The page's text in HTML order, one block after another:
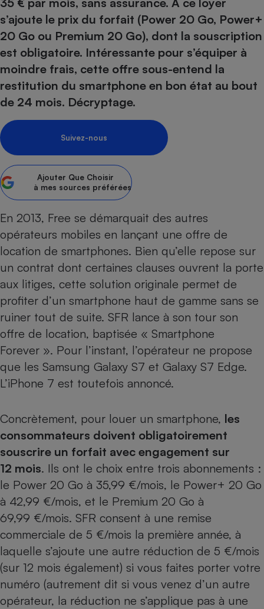
s’ajoute le prix du forfait (Power 20 Go, Power+
20 Go ou Premium 20 Go), dont la souscription
est obligatoire. Intéressante pour s’équiper à
moindre frais, cette offre sous-entend la
restitution du smartphone en bon état au bout
de 24 mois. Décryptage.
Suivez-nous
Ajouter Que Choisir
à mes sources préférées
En 2013, Free se démarquait des autres
opérateurs mobiles en lançant une offre de
location de smartphones. Bien qu’elle repose sur
un contrat dont certaines clauses ouvrent la porte
aux litiges, cette solution originale permet de
profiter d’un smartphone haut de gamme sans se
ruiner tout de suite. SFR lance à son tour son
offre de location, baptisée « Smartphone
Forever ». Pour l’instant, l’opérateur ne propose
que les Samsung Galaxy S7 et Galaxy S7 Edge.
L’iPhone 7 est toutefois annoncé.
Concrètement, pour louer un smartphone, les
consommateurs doivent obligatoirement
souscrire un forfait avec engagement sur
12 mois. Ils ont le choix entre trois abonnements :
le Power 20 Go à 35,99 €/mois, le Power+ 20 Go
à 42,99 €/mois, et le Premium 20 Go à
69,99 €/mois. SFR consent à une remise
commerciale de 5 €/mois la première année, à
laquelle s’ajoute une autre réduction de 5 €/mois
(sur 12 mois également) si vous faites porter votre
numéro (autrement dit si vous venez d’un autre
opérateur, la réduction ne s’applique pas à une
Sécurité - Hygiène
Complément
alimentaire
Assurance
Banque - Crédit
Epargne - Fiscalité
Assurance emprunteur
Circulation routière
Contrôle technique -
Pièce détachée
Moto
Comparateur auto
Supermarché - Drive
Comparatif
Comparatif plaque à
Comparatif climatiseur
Comparatif aspirateur
Comparatif centrale
Gros électroménager
Petit électroménager -
Lave-linge
Plaque de cuisson à
induction
Comparatif casque audio
Comparatif barre de son
Comparatif ordinateur
Comparatif ultrabook
Informatique
Internet
Téléphonie
Téléviseur
Téléphone mobile -
Smartphone
Crédit immobilier
Comparatif tondeuse
Comparatif poêle à
Aménagement
Sécurité domestique
Radiateur électrique
Hygiène - Beauté
Maladie - Médecine -
Mutuelle
Antimoustique
Maison de retraite
Choisir son fioul
Choisir son pellet
Comparateur assurance emprunteur
Energie Moins Chère Ensemble
Tous les comparateurs
Toutes les cartes interactives
Speedtest - Testez le débit de votre